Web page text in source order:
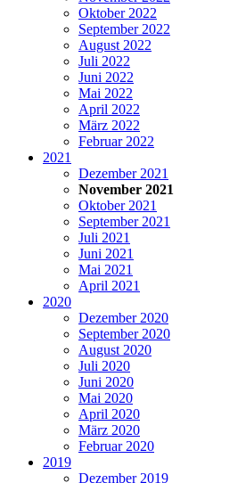
Oktober 2022
September 2022
August 2022
Juli 2022
Juni 2022
Mai 2022
April 2022
März 2022
Februar 2022
2021
Dezember 2021
November 2021
Oktober 2021
September 2021
Juli 2021
Juni 2021
Mai 2021
April 2021
2020
Dezember 2020
September 2020
August 2020
Juli 2020
Juni 2020
Mai 2020
April 2020
März 2020
Februar 2020
2019
Dezember 2019